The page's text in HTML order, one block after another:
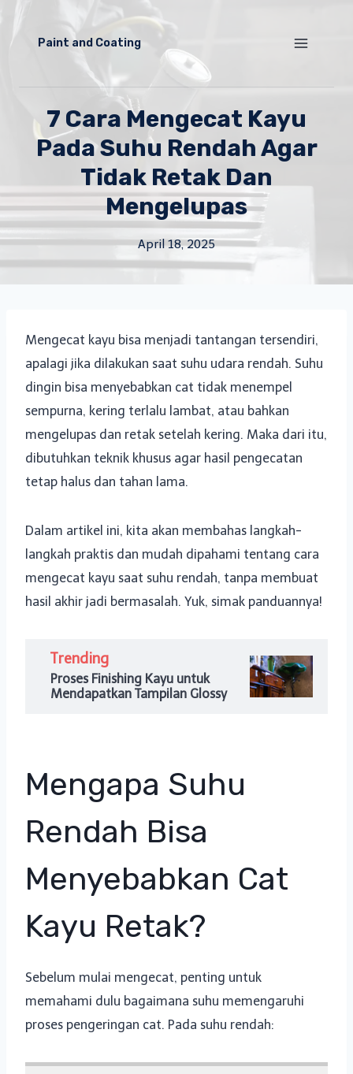
Paint and Coating
7 Cara Mengecat Kayu
Pada Suhu Rendah Agar
Tidak Retak Dan
Mengelupas
April 18, 2025
Mengecat kayu bisa menjadi tantangan tersendiri,
apalagi jika dilakukan saat suhu udara rendah. Suhu
dingin bisa menyebabkan cat tidak menempel
sempurna, kering terlalu lambat, atau bahkan
mengelupas dan retak setelah kering. Maka dari itu,
dibutuhkan teknik khusus agar hasil pengecatan
tetap halus dan tahan lama.
Dalam artikel ini, kita akan membahas langkah-
langkah praktis dan mudah dipahami tentang cara
mengecat kayu saat suhu rendah, tanpa membuat
hasil akhir jadi bermasalah. Yuk, simak panduannya!
Trending
Proses Finishing Kayu untuk
Mendapatkan Tampilan Glossy
Mengapa Suhu
Rendah Bisa
Menyebabkan Cat
Kayu Retak?
Sebelum mulai mengecat, penting untuk
memahami dulu bagaimana suhu memengaruhi
proses pengeringan cat. Pada suhu rendah: